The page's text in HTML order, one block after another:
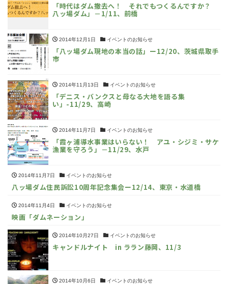
「時代はダム撤去へ！ それでもつくるんですか？
八ッ場ダム」－1/11、前橋
2014年12月1日 イベントのお知らせ
「八ッ場ダム現地の本当の話」ー12/20、茨城県取手
市
2014年11月13日 イベントのお知らせ
「デニス・バンクスと母なる大地を語る集
い」-11/29、高崎
2014年11月7日 イベントのお知らせ
「霞ヶ浦導水事業はいらない！ アユ・シジミ・サケ
漁業を守ろう」－11/29、水戸
2014年11月7日 イベントのお知らせ
八ッ場ダム住民訴訟10周年記念集会ー12/14、東京・水道橋
2014年11月4日 イベントのお知らせ
映画「ダムネーション」
2014年10月27日 イベントのお知らせ
キャンドルナイト in ララン藤岡、11/3
2014年10月6日 イベントのお知らせ